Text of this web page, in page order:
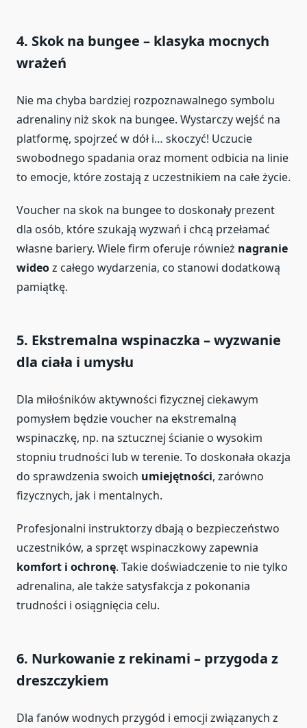
4. Skok na bungee – klasyka mocnych
wrażeń
Nie ma chyba bardziej rozpoznawalnego symbolu
adrenaliny niż skok na bungee. Wystarczy wejść na
platformę, spojrzeć w dół i… skoczyć! Uczucie
swobodnego spadania oraz moment odbicia na linie
to emocje, które zostają z uczestnikiem na całe życie.
Voucher na skok na bungee to doskonały prezent
dla osób, które szukają wyzwań i chcą przełamać
własne bariery. Wiele firm oferuje również nagranie
wideoz całego wydarzenia, co stanowi dodatkową
pamiątkę.
5. Ekstremalna wspinaczka – wyzwanie
dla ciała i umysłu
Dla miłośników aktywności fizycznej ciekawym
pomysłem będzie voucher na ekstremalną
wspinaczkę, np. na sztucznej ścianie o wysokim
stopniu trudności lub w terenie. To doskonała okazja
do sprawdzenia swoich umiejętności, zarówno
fizycznych, jak i mentalnych.
Profesjonalni instruktorzy dbają o bezpieczeństwo
uczestników, a sprzęt wspinaczkowy zapewnia
komfort i ochronę. Takie doświadczenie to nie tylko
adrenalina, ale także satysfakcja z pokonania
trudności i osiągnięcia celu.
6. Nurkowanie z rekinami – przygoda z
dreszczykiem
Dla fanów wodnych przygód i emocji związanych z